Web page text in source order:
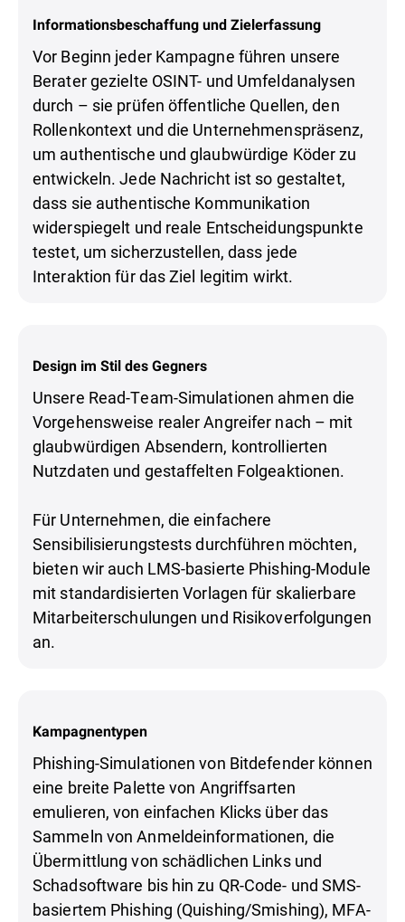
Informationsbeschaffung und Zielerfassung
Vor Beginn jeder Kampagne führen unsere
Berater gezielte OSINT- und Umfeldanalysen
durch – sie prüfen öffentliche Quellen, den
Rollenkontext und die Unternehmenspräsenz,
um authentische und glaubwürdige Köder zu
entwickeln. Jede Nachricht ist so gestaltet,
dass sie authentische Kommunikation
widerspiegelt und reale Entscheidungspunkte
testet, um sicherzustellen, dass jede
Interaktion für das Ziel legitim wirkt.
Design im Stil des Gegners
Unsere Read-Team-Simulationen ahmen die
Vorgehensweise realer Angreifer nach – mit
glaubwürdigen Absendern, kontrollierten
Nutzdaten und gestaffelten Folgeaktionen.
Für Unternehmen, die einfachere
Sensibilisierungstests durchführen möchten,
bieten wir auch LMS-basierte Phishing-Module
mit standardisierten Vorlagen für skalierbare
Mitarbeiterschulungen und Risikoverfolgungen
an.
Kampagnentypen
Phishing-Simulationen von Bitdefender können
eine breite Palette von Angriffsarten
emulieren, von einfachen Klicks über das
Sammeln von Anmeldeinformationen, die
Übermittlung von schädlichen Links und
Schadsoftware bis hin zu QR-Code- und SMS-
basiertem Phishing (Quishing/Smishing), MFA-